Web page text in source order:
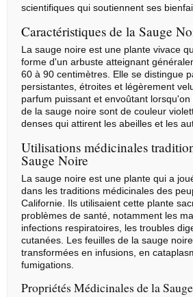
scientifiques qui soutiennent ses
Caractéristiques de la Sauge
La sauge noire est une plante vivace
forme d'un arbuste atteignant
60 à 90 centimètres. Elle se distingue
persistantes, étroites et légèrement
parfum puissant et envoûtant
de la sauge noire sont de couleur
denses qui attirent les abeilles et les
Utilisations médicinales
Sauge Noire
La sauge noire est une plante qui a
dans les traditions médicinales des
Californie. Ils utilisaient cette plante
problèmes de santé, notamment les
infections respiratoires, les troubles
cutanées. Les feuilles de la sauge
transformées en infusions, en
fumigations.
Propriétés Médicinales de la